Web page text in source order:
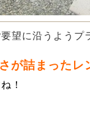
望に沿うようプ
が詰まったレ
！